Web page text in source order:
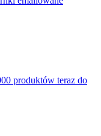
produktów teraz do